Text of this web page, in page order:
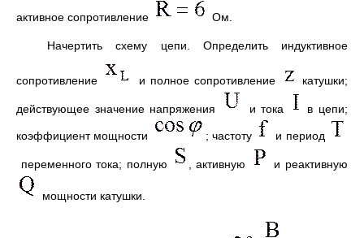
активное сопротивление Ом.
Начертить схему цепи. Определить индуктивное
сопротивление и полное сопротивление катушки;
действующее значение напряжения и тока в цепи;
коэффициент мощности ; частоту и период
переменного тока; полную , активную и реактивную
мощности катушки.